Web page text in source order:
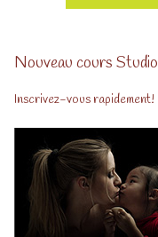
Nouveau cours Studio
Inscrivez-vous rapidement!